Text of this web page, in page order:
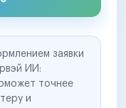
заявки
ИИ:
точнее
и